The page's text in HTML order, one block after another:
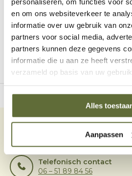
en om ons websiteverkeer te
informatie over uw gebruik van
partners voor social media,
partners kunnen deze gegevens
informatie die u aan ze heeft
verzameld op basis van uw
Alles
Aanpassen
Pagina 1 van
1
in Dodewaard
Bel onze specialisten
Klantenservice:
openingstijden
Telefonisch contact
06 – 51 89 84 56